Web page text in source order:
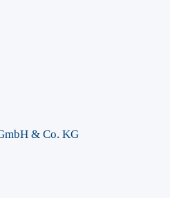
& Co. KG